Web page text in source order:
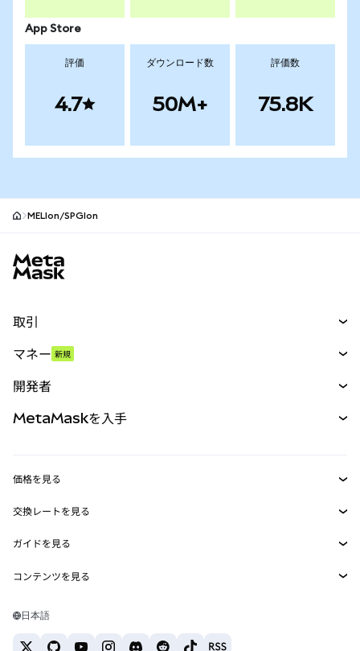
App Store
評価
4.7
ダウンロード数
50M+
評価数
75.8K
MELIon/SPGIon
取引
パーペチュアル
RWA
マネー 新規
開発者
MetaMask Connect
Snaps
Web3サービス
MetaMaskを入手
セキュリティ
サポート
キャリア
お問い合わせ
価格を見る
イーサリアムの価格
Solanaの価格
Tetherの価格
交換レートを見る
ETH→USD
USDT→INR
BTC→INR
ETH→USDT
ガイドを見る
ETHの購入
コンテンツを見る
Solanaウォレット
日本語